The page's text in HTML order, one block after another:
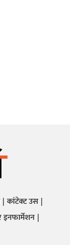
कांटेक्ट उस
इनफार्मेशन